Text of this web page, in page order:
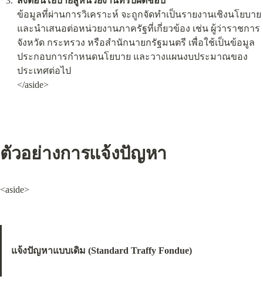
ข้อมูลที่ผ่านการวิเคราะห์ จะถูกจัดทำเป็นรายงานเชิงนโยบาย
และนำเสนอต่อหน่วยงานภาครัฐที่เกี่ยวข้อง เช่น ผู้ว่าราชการ
จังหวัด กระทรวง หรือสำนักนายกรัฐมนตรี เพื่อใช้เป็นข้อมูล
ประกอบการกำหนดนโยบาย และวางแผนงบประมาณของ
ประเทศต่อไป
</aside>
ตัวอย่างการแจ้งปัญหา
<aside>
แจ้งปัญหาแบบเดิม (Standard Traffy Fondue)